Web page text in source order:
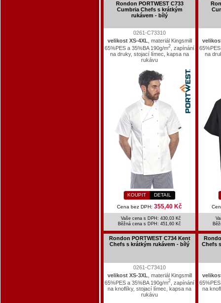
Rondon PORTWEST C733
Cumbria Chefs s krátkým
rukávem - bílý
0261-C73310
velikost XS-4XL , materiál Kingsmill
65%PES a 35%BA 190g/m2 , zapínání
na druky, stojací límec, kapsa na
rukávu
KOUPIT DETAIL
Cena bez DPH: 355,40 Kč
Vaše cena s DPH: 430,03 Kč
Běžná cena s DPH: 451,60 Kč
na
Rondon PORTWEST C734 Kent
Chefs s krátkým rukávem - bílý
0261-C73410
velikost XS-3XL , materiál Kingsmill
65%PES a 35%BA 190g/m2 , zapínání
na knoflíky, stojací límec, kapsa na
rukávu
Chefs
na